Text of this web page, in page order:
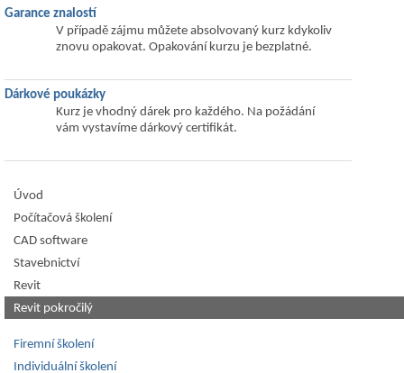
Garance znalostí
V případě zájmu můžete absolvovaný kurz kdykoliv
znovu opakovat. Opakování kurzu je bezplatné.
Dárkové poukázky
Kurz je vhodný dárek pro každého. Na požádání
vám vystavíme dárkový certifikát.
Úvod
Počítačová školení
CAD software
Stavebnictví
Revit
Revit pokročilý
Firemní školení
Individuální školení